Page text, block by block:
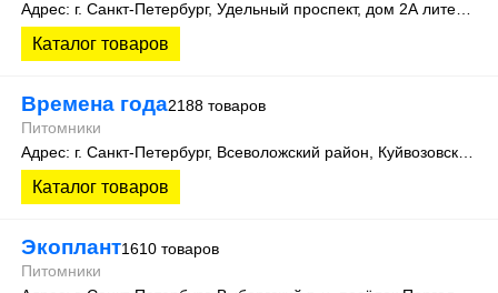
Каталог товаров
Времена года2188 товаров
Питомники
Каталог товаров
Экоплант1610 товаров
Питомники